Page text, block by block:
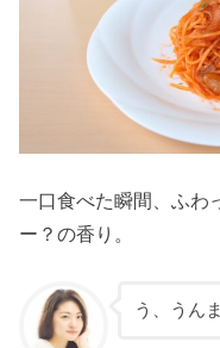
一口食べた瞬間、ふわ
ー？の香り。
う、うん